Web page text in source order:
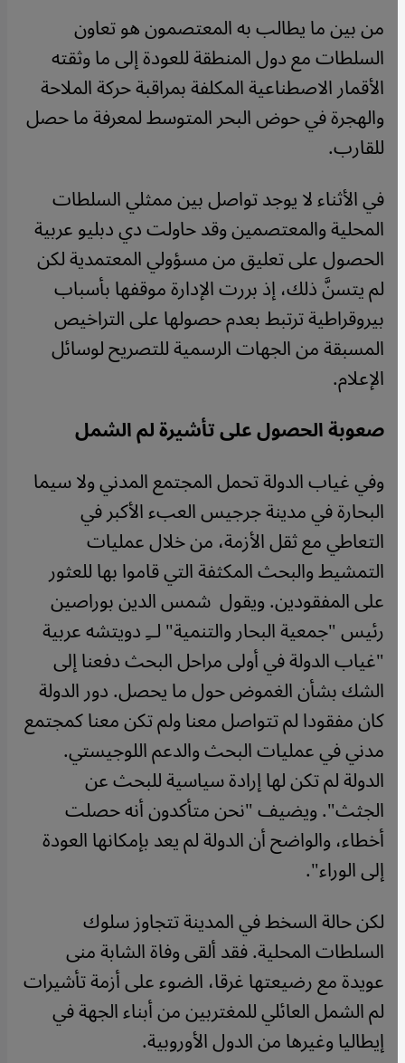
من بين ما يطالب به المعتصمون هو تعاون
السلطات مع دول المنطقة للعودة إلى ما وثقته
الأقمار الاصطناعية المكلفة بمراقبة حركة الملاحة
والهجرة في حوض البحر المتوسط لمعرفة ما حصل
للقارب.
في الأثناء لا يوجد تواصل بين ممثلي السلطات
المحلية والمعتصمين وقد حاولت دي دبليو عربية
الحصول على تعليق من مسؤولي المعتمدية لكن
لم يتسنَّ ذلك، إذ بررت الإدارة موقفها بأسباب
بيروقراطية ترتبط بعدم حصولها على التراخيص
المسبقة من الجهات الرسمية للتصريح لوسائل
الإعلام.
صعوبة الحصول على تأشيرة لم الشمل
وفي غياب الدولة تحمل المجتمع المدني ولا سيما
البحارة في مدينة جرجيس العبء الأكبر في
التعاطي مع ثقل الأزمة، من خلال عمليات
التمشيط والبحث المكثفة التي قاموا بها للعثور
على المفقودين. ويقول شمس الدين بوراصين
رئيس "جمعية البحار والتنمية" لــِ دويتشه عربية
"غياب الدولة في أولى مراحل البحث دفعنا إلى
الشك بشأن الغموض حول ما يحصل. دور الدولة
كان مفقودا لم تتواصل معنا ولم تكن معنا كمجتمع
مدني في عمليات البحث والدعم اللوجيستي.
الدولة لم تكن لها إرادة سياسية للبحث عن
الجثث". ويضيف "نحن متأكدون أنه حصلت
أخطاء، والواضح أن الدولة لم يعد بإمكانها العودة
إلى الوراء".
لكن حالة السخط في المدينة تتجاوز سلوك
السلطات المحلية. فقد ألقى وفاة الشابة منى
عويدة مع رضيعتها غرقا، الضوء على أزمة تأشيرات
لم الشمل العائلي للمغتربين من أبناء الجهة في
إيطاليا وغيرها من الدول الأوروبية.